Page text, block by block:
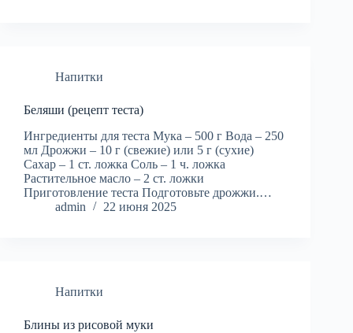
Напитки
Беляши (рецепт теста)
Ингредиенты для теста Мука – 500 г Вода – 250
мл Дрожжи – 10 г (свежие) или 5 г (сухие)
Сахар – 1 ст. ложка Соль – 1 ч. ложка
Растительное масло – 2 ст. ложки
Приготовление теста Подготовьте дрожжи.…
admin
22 июня 2025
Напитки
Блины из рисовой муки